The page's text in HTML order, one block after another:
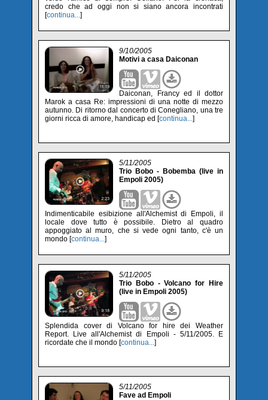
credo che ad oggi non si siano ancora incontrati
[continua...]
9/10/2005
Motivi a casa Daiconan
Daiconan, Francy ed il dottor
Marok a casa Re: impressioni di una notte di mezzo
autunno. Di ritorno dal concerto di Conegliano, una tre
giorni ricca di amore, handicap ed [continua...]
5/11/2005
Trio Bobo - Bobemba (live in
Empoli 2005)
Indimenticabile esibizione all'Alchemist di Empoli, il
locale dove tutto è possibile. Dietro al quadro
appoggiato al muro, che si vede ogni tanto, c'è un
mondo [continua...]
5/11/2005
Trio Bobo - Volcano for Hire
(live in Empoli 2005)
Splendida cover di Volcano for hire dei Weather
Report. Live all'Alchemist di Empoli - 5/11/2005. E
ricordate che il mondo [continua...]
5/11/2005
Fave ad Empoli